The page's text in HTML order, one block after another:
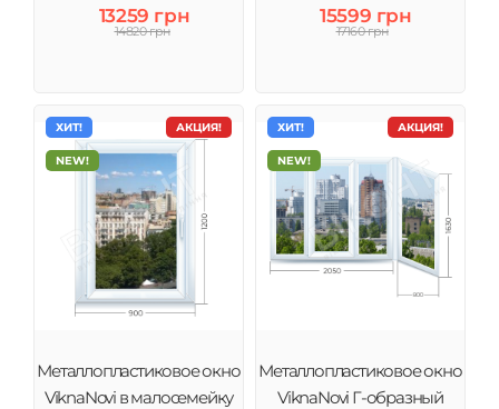
13259 грн
14820 грн
15599 грн
17160 грн
АКЦИЯ!
ХИТ!
NEW!
Металлопластиковое окно
ViknaNovi в малосемейку
АКЦИЯ!
ХИТ!
NEW!
Металлопластиковое окно
ViknaNovi Г-образный